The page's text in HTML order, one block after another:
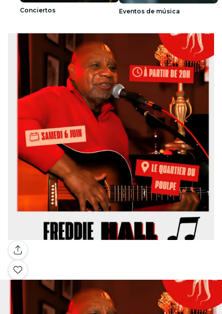
Conciertos Eventos de música